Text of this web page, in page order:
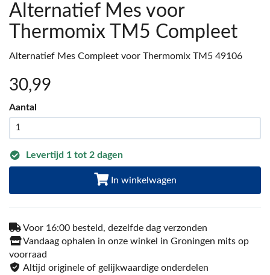
Alternatief Mes voor
Thermomix TM5 Compleet
Alternatief Mes Compleet voor Thermomix TM5 49106
30,99
Aantal
Levertijd 1 tot 2 dagen
In winkelwagen
Voor 16:00 besteld, dezelfde dag verzonden
Vandaag ophalen in onze winkel in Groningen mits op
voorraad
Altijd originele of gelijkwaardige onderdelen